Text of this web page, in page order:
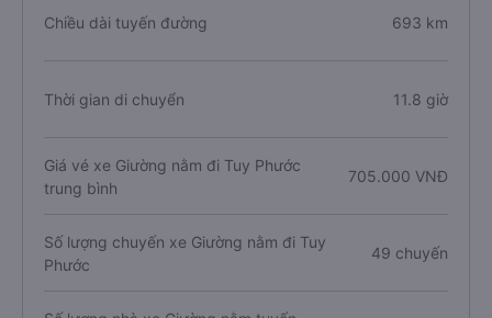
Chiều dài tuyến đường 693 km
Thời gian di chuyển 11.8 giờ
Giá vé xe Giường nằm đi Tuy Phước
trung bình
705.000 VNĐ
Số lượng chuyến xe Giường nằm đi Tuy
Phước
49 chuyến